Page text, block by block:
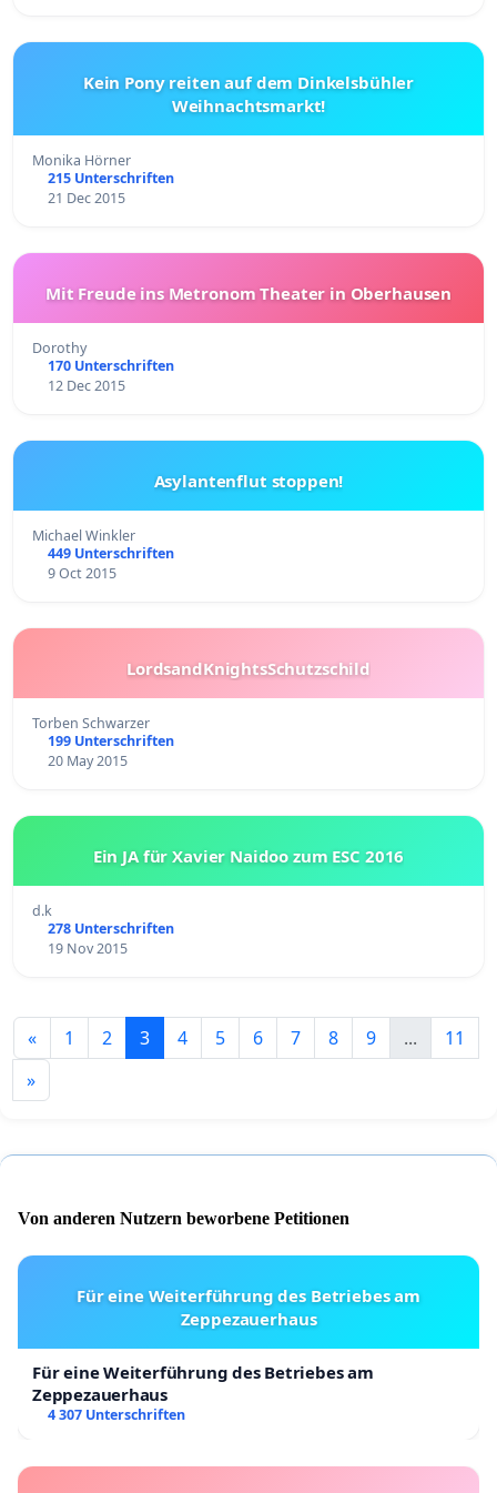
Kein Pony reiten auf dem Dinkelsbühler
Weihnachtsmarkt!
Monika Hörner
215 Unterschriften
21 Dec 2015
Mit Freude ins Metronom Theater in Oberhausen
Dorothy
170 Unterschriften
12 Dec 2015
Asylantenflut stoppen!
Michael Winkler
449 Unterschriften
9 Oct 2015
LordsandKnightsSchutzschild
Torben Schwarzer
199 Unterschriften
20 May 2015
Ein JA für Xavier Naidoo zum ESC 2016
d.k
278 Unterschriften
19 Nov 2015
« 1 2 3 4 5 6 7 8 9 ...
11
»
Von anderen Nutzern beworbene Petitionen
Für eine Weiterführung des Betriebes am
Zeppezauerhaus
Für eine Weiterführung des Betriebes am
Zeppezauerhaus
4 307 Unterschriften